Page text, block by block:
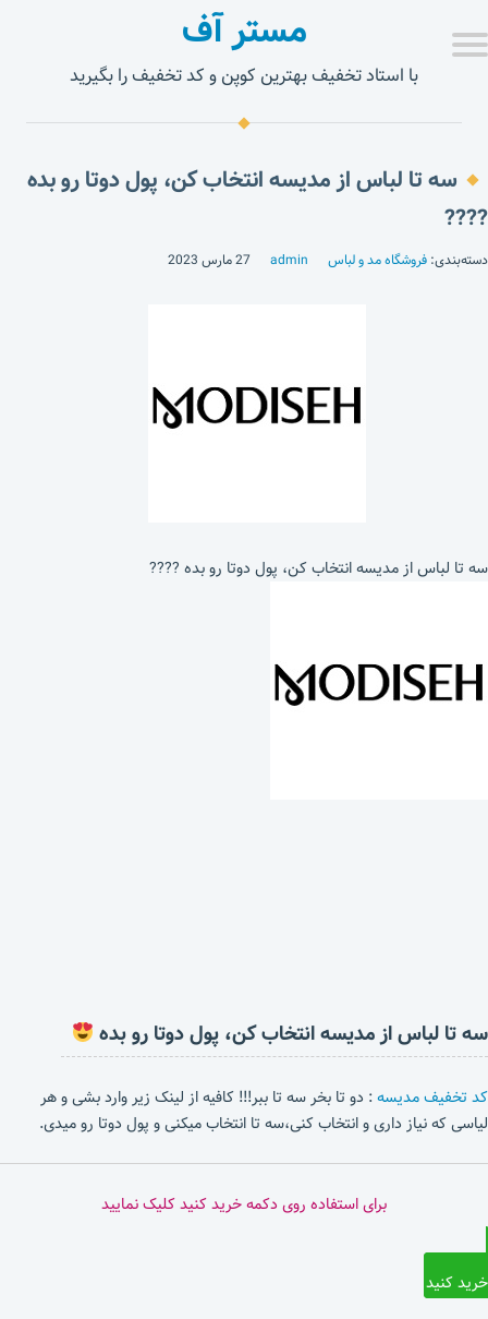
مستر آف
با استاد تخفیف بهترین کوپن و کد تخفیف را بگیرید
سه تا لباس از مدیسه انتخاب کن، پول دوتا رو بده
????
دسته‌بندی: فروشگاه مد و لباس admin 27 مارس 2023
سه تا لباس از مدیسه انتخاب کن، پول دوتا رو بده ????
سه تا لباس از مدیسه انتخاب کن، پول دوتا رو بده
کد تخفیف مدیسه: دو تا بخر سه تا ببر!!! کافیه از لینک زیر وارد بشی و هر
لیاسی که نیاز داری و انتخاب کنی،سه تا انتخاب میکنی و پول دوتا رو میدی.
برای استفاده روی دکمه خرید کنید کلیک نمایید
خرید کنید